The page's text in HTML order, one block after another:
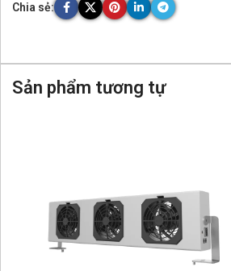
Chia sẻ:
Sản phẩm tương tự